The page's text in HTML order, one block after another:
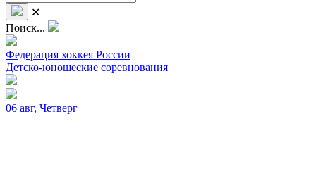
✕
Поиск...
Федерация хоккея России
Детско-юношеские соревнования
06 авг, Четверг